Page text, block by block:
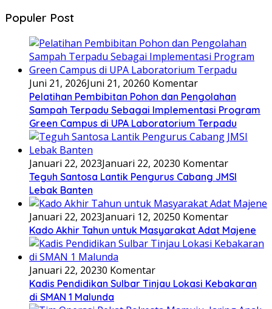
Populer Post
Juni 21, 2026Juni 21, 20260 Komentar
Pelatihan Pembibitan Pohon dan Pengolahan
Sampah Terpadu Sebagai Implementasi Program
Green Campus di UPA Laboratorium Terpadu
Januari 22, 2023Januari 22, 20230 Komentar
Teguh Santosa Lantik Pengurus Cabang JMSI
Lebak Banten
Januari 22, 2023Januari 12, 20250 Komentar
Kado Akhir Tahun untuk Masyarakat Adat Majene
Januari 22, 20230 Komentar
Kadis Pendidikan Sulbar Tinjau Lokasi Kebakaran
di SMAN 1 Malunda